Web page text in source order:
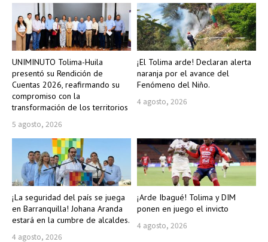
UNIMINUTO Tolima-Huila
presentó su Rendición de
Cuentas 2026, reafirmando su
compromiso con la
transformación de los territorios
5 agosto, 2026
¡El Tolima arde! Declaran alerta
naranja por el avance del
Fenómeno del Niño.
4 agosto, 2026
¡La seguridad del país se juega
en Barranquilla! Johana Aranda
estará en la cumbre de alcaldes.
4 agosto, 2026
¡Arde Ibagué! Tolima y DIM
ponen en juego el invicto
4 agosto, 2026